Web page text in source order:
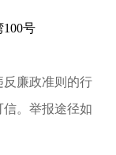
100号
廉政准则的行
。举报途径如